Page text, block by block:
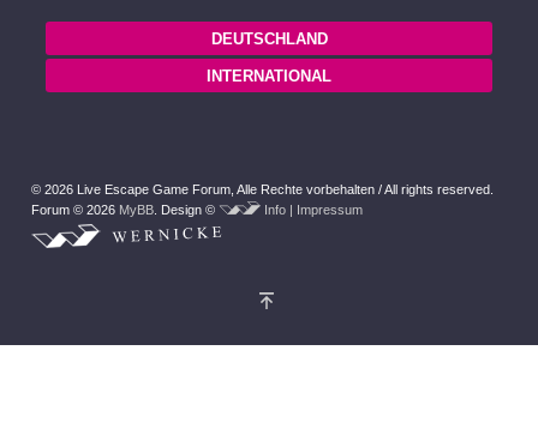
DEUTSCHLAND
INTERNATIONAL
© 2026 Live Escape Game Forum, Alle Rechte vorbehalten / All rights reserved.
Forum © 2026 MyBB. Design © Info | Impressum